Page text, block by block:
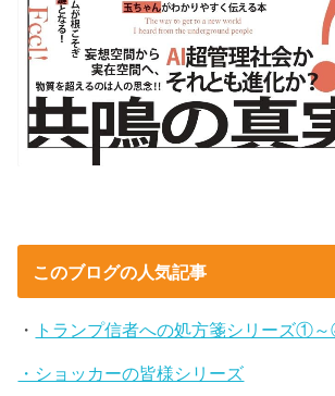
このブログの人気記事
・ トランプ信者への処方箋シリーズ①
・ショッカーの皆様シリーズ